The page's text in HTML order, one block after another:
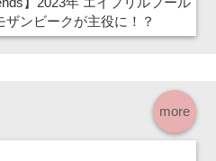
ザンビークが主役に！？
more